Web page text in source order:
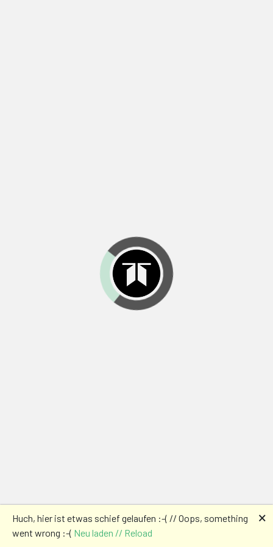
Huch, hier ist etwas schief gelaufen :-( // Oops, something
went wrong :-( Neu laden // Reload
🗙